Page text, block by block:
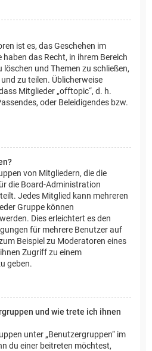
ist es, das Geschehen im
das Recht, in ihrem Bereich
und Themen zu schließen,
zu teilen. Üblicherweise
Mitglieder „offtopic“, d. h.
oder Beleidigendes bzw.
von Mitgliedern, die die
die Board-Administration
Jedes Mitglied kann mehreren
Gruppe können
Dies erleichtert es den
für mehrere Benutzer auf
Beispiel zu Moderatoren eines
Zugriff zu einem
geben.
und wie trete ich ihnen
unter „Benutzergruppen“ im
du einer beitreten möchtest,